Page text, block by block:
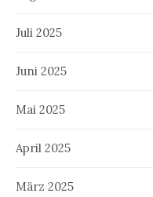
Juli 2025
Juni 2025
Mai 2025
April 2025
März 2025